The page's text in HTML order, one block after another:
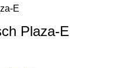
Plaza-E